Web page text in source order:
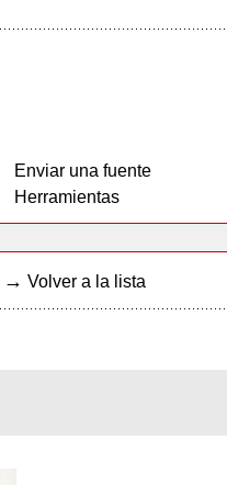
Enviar una fuente
Herramientas
→ Volver a la lista